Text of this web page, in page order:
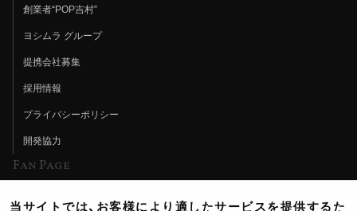
創業者“POP吉村”
ヨシムラ グループ
提携会社募集
採用情報
プライバシーポリシー
開発協力
Fan Page
当サイトでは、お客様により適したサービスを提供するた